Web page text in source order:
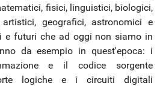
fisici, linguistici, biologici,
geografici, astronomici e
e futuri che ad oggi non siamo in
da esempio in quest'epoca: i
e il codice sorgente
logiche e i circuiti digitali